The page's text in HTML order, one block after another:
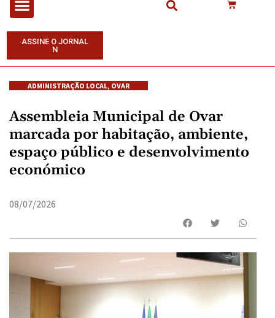
ASSINE O JORNAL
N
ADMINISTRAÇÃO LOCAL, OVAR
Assembleia Municipal de Ovar
marcada por habitação, ambiente,
espaço público e desenvolvimento
económico
08/07/2026